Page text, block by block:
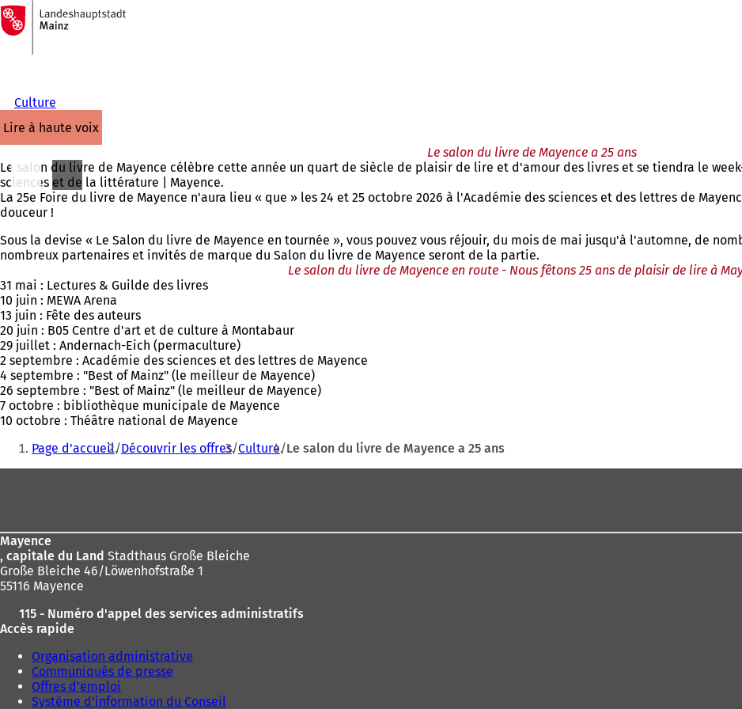
Accéder au contenu
Vers
la
page
d'accueil
Culture
lire à haute voix
Le salon du livre de Mayence a 25 ans
Le salon du livre de Mayence célèbre cette année un quart de siècle de plaisir de lire et d'amour des livres et se tiendra le
sciences et de la littérature | Mayence.
La 25e Foire du livre de Mayence n'aura lieu « que » les 24 et 25 octobre 2026 à l'Académie des sciences et des lettres de
douceur !
Sous la devise « Le Salon du livre de Mayence en tournée », vous pouvez vous réjouir, du mois de mai jusqu'à l'automne, de
nombreux partenaires et invités de marque du Salon du livre de Mayence seront de la partie.
Le salon du livre de Mayence en route - Nous fêtons 25 ans de plaisir de lire à
31 mai : Lectures & Guilde des livres
10 juin : MEWA Arena
13 juin : Fête des auteurs
20 juin : B05 Centre d'art et de culture à Montabaur
29 juillet : Andernach-Eich (permaculture)
2 septembre : Académie des sciences et des lettres de Mayence
4 septembre : "Best of Mainz" (le meilleur de Mayence)
26 septembre : "Best of Mainz" (le meilleur de Mayence)
7 octobre : bibliothèque municipale de Mayence
10 octobre : Théâtre national de Mayence
Vous
êtes
Page d'accueil Découvrir les offres Culture Le salon du livre de Mayence a 25 ans
Mayence
, capitale du Land Stadthaus Große Bleiche
Große Bleiche 46/Löwenhofstraße 1
55116 Mayence
115 - Numéro d'appel des services administratifs
Accès rapide
Organisation administrative
Communiqués de presse
Offres d'emploi
Système d'information du Conseil